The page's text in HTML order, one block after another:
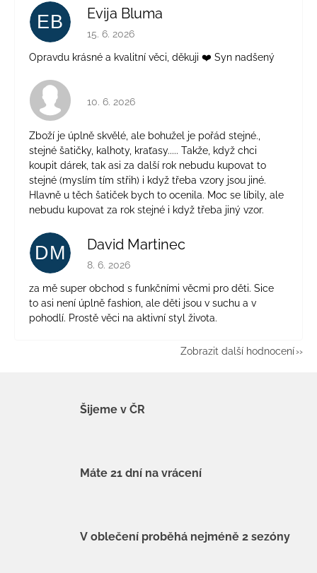
EB Evija Bluma
Hodnocení obchodu je 5 z 5 hvězdiček.
15. 6. 2026
Opravdu krásné a kvalitní věci, děkuji ❤️ Syn nadšený
Hodnocení obchodu je 4 z 5 hvězdiček.
10. 6. 2026
Zboží je úplně skvělé, ale bohužel je pořád stejné.,
stejné šatičky, kalhoty, kraťasy..... Takže, když chci
koupit dárek, tak asi za další rok nebudu kupovat to
stejné (myslím tím střih) i když třeba vzory jsou jiné.
Hlavně u těch šatiček bych to ocenila. Moc se líbily, ale
nebudu kupovat za rok stejné i když třeba jiný vzor.
DM David Martinec
Hodnocení obchodu je 5 z 5 hvězdiček.
8. 6. 2026
za mě super obchod s funkčními věcmi pro děti. Sice
to asi není úplně fashion, ale děti jsou v suchu a v
pohodlí. Prostě věci na aktivní styl života.
Zobrazit další hodnocení
Šijeme v ČR
Máte 21 dní na vrácení
V oblečení proběhá nejméně 2 sezóny